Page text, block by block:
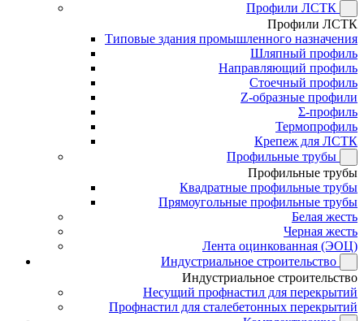
Профили ЛСТК
Профили ЛСТК
Типовые здания промышленного назначения
Шляпный профиль
Направляющий профиль
Стоечный профиль
Z-образные профили
Σ-профиль
Термопрофиль
Крепеж для ЛСТК
Профильные трубы
Профильные трубы
Квадратные профильные трубы
Прямоугольные профильные трубы
Белая жесть
Черная жесть
Лента оцинкованная (ЭОЦ)
Индустриальное строительство
Индустриальное строительство
Несущий профнастил для перекрытий
Профнастил для сталебетонных перекрытий